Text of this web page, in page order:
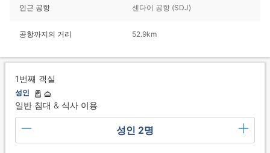
인근 공항 센다이 공항 (SDJ)
공항까지의 거리 52.9km
1번째 객실
성인
일반 침대 & 식사 이용
성인 2명